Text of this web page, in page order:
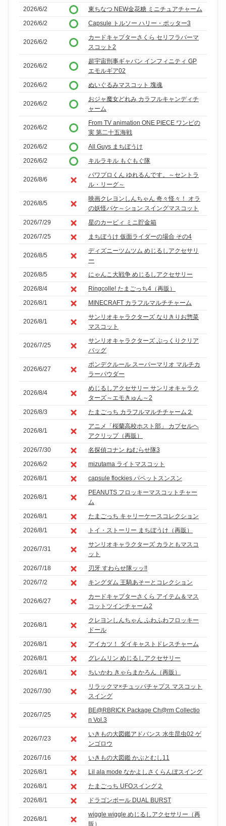
2026/6/2
東ちなつ NEW金花糖 ミニチュアチャーム
2026/6/2
Capsule トルソー ハリー・ポッター3
2026/6/2
カードキャプターさくら セリフラバーマ
スコット2
2026/6/2
超宇宙刑事ギャバン インフィニティ GP
エモルギア02
2026/6/2
ぬいぐるみマスコット 塊魂
2026/6/2
おジャ魔女どれみ カラフルキャンディチ
ャーム
2026/6/2
From TV animation ONE PIECE ワンピの
実 第二十五海戦
2026/6/2
All Guys まちぼうけ
2026/6/2
キルラキル もぐもぐ隊
2026/8/6
パワプロくん ゆれるんです。～セントラ
ル・リーグ～
2026/8/5
映画クレヨンしんちゃん 奇々怪々！ オラ
の妖怪バケ～ション スイングマスコット
2026/7/29
星のカービィ ミニ貯金箱
2026/7/25
まちぼうけ 仮面ライダーの場合 その4
2026/8/5
ディズニーツムツム めじるしアクセサリ
ー
2026/8/5
にゃんこ大戦争 めじるしアクセサリー
2026/8/4
Ringcolle! たまごっち4（再販）
2026/8/1
MINECRAFT カラフルマルチチャーム
2026/8/1
サンリオキャラクターズ なりきりお惣菜
マスコット
2026/7/25
サンリオキャラクターズ ぷっくりクリア
バッグ
2026/6/27
ポンデクルール スーパーマリオ マルチカ
ラーパウダー
2026/8/4
めじるしアクセサリー サンリオキャラク
ターズ～エモきゅん～2
2026/8/3
たまごっち カラフルマルチチャーム２
2026/8/1
アニメ「桜蘭高校ホスト部」 カプセルヘ
アクリップ（再販）
2026/7/30
名探偵コナン ねむらせ隊3
2026/6/2
mizutama ライトマスコット
2026/8/1
capsule flockies パペットスンスン
2026/8/1
PEANUTS フロッキーマスコットチャー
ム
2026/8/1
たまごっち キャリーケースコレクション
2026/8/1
トイ・ストーリー まちぼうけ（再販）
2026/7/31
サンリオキャラクターズ カラともマスコ
ット
2026/7/18
刃牙 すわらせ隊ッッ!!
2026/7/2
キングダム 王騎あそーとコレクション
2026/6/27
カードキャプターさくら アイテム＆マス
コットツインチャーム2
2026/8/1
クレヨンしんちゃん ふわふわフロッキー
ドール
2026/8/1
アイカツ！ ダイキャストドレスチャーム
2026/8/1
グレムリン めじるしアクセサリー
2026/8/1
ちいかわ きゃらまかろん（再販）
2026/7/30
リラックマ×チュッパチャプス マスコット
スイング
2026/7/25
BE@RBRICK Package Ch@rm Collectio
n Vol.3
2026/7/23
いきもの大図鑑アドバンス 水生昆虫02 ゲ
ンゴロウ
2026/7/16
いきもの大図鑑 かぶとむし11
2026/8/1
Lil ala mode なかよしさくらんぼスイング
2026/8/1
たまごっち UFOスイング２
2026/8/1
ドラゴンボール DUAL BURST
2026/8/1
wiggle wiggle めじるしアクセサリー（再
販）